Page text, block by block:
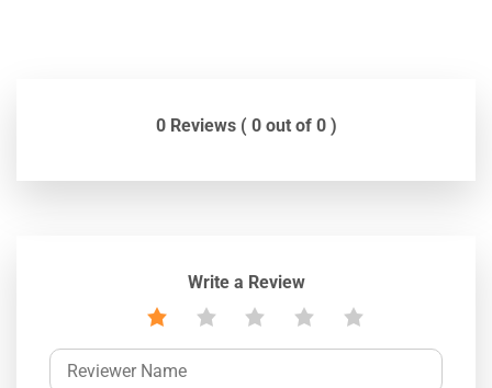
0 Reviews ( 0 out of 0 )
Write a Review